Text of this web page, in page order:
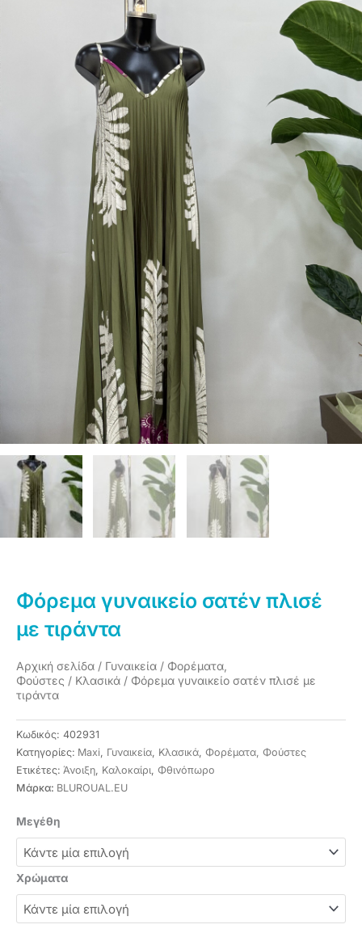
Φόρεμα γυναικείο σατέν πλισέ
με τιράντα
Αρχική σελίδα / Γυναικεία / Φορέματα,
Φούστες / Κλασικά / Φόρεμα γυναικείο σατέν πλισέ με
τιράντα
Κωδικός: 402931
Κατηγορίες: Maxi Γυναικεία Κλασικά Φορέματα, Φούστες
Ετικέτες: Άνοιξη Καλοκαίρι Φθινόπωρο
Μάρκα: BLUROUAL.EU
Μεγέθη
Χρώματα
Φόρεμα
γυναικείο
σατέν
πλισέ
τιράντα
ποσότητα